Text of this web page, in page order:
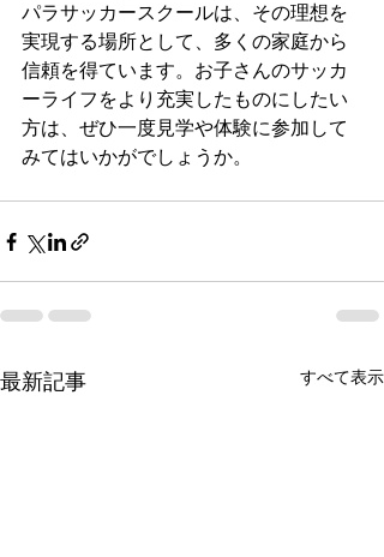
パラサッカースクールは、その理想を
実現する場所として、多くの家庭から
信頼を得ています。お子さんのサッカ
ーライフをより充実したものにしたい
方は、ぜひ一度見学や体験に参加して
みてはいかがでしょうか。
最新記事 すべて表示